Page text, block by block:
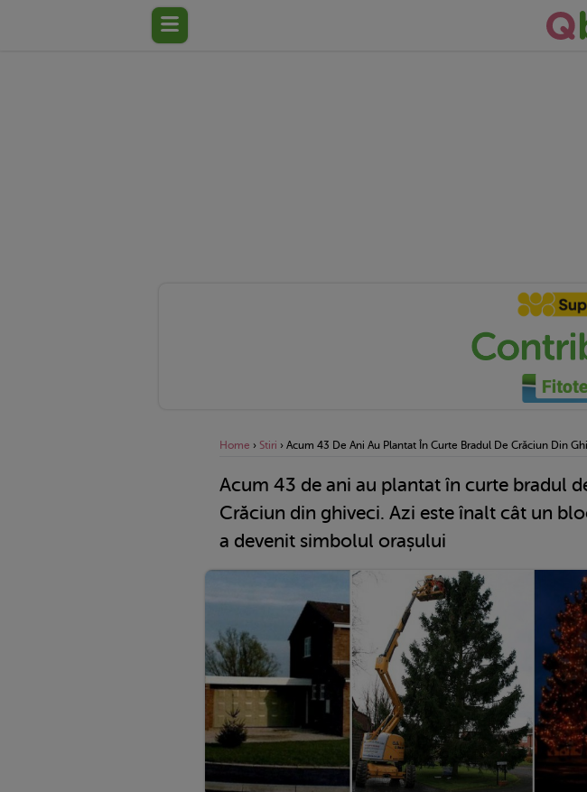
Home › Stiri › Acum 43 De Ani Au Plantat În Curte Bradul De Crăciun Din
Acum 43 de ani au plantat în curte bradul
Crăciun din ghiveci. Azi este înalt cât un
a devenit simbolul orașului